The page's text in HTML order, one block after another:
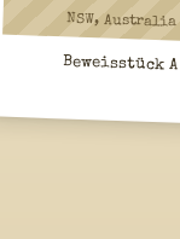
NSW, Australia
Beweisstück A